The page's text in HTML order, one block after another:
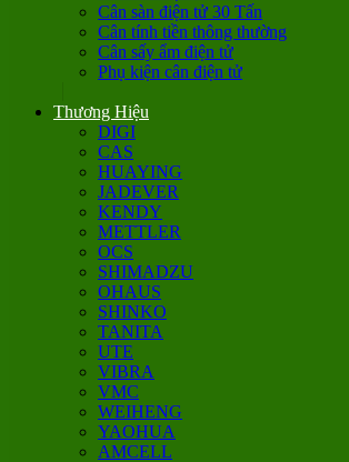
Cân sàn điện tử 30 Tấn
Cân tính tiền thông thường
Cân sấy ẩm điện tử
Phụ kiện cân điện tử
Thương Hiệu
DIGI
CAS
HUAYING
JADEVER
KENDY
METTLER
OCS
SHIMADZU
OHAUS
SHINKO
TANITA
UTE
VIBRA
VMC
WEIHENG
YAOHUA
AMCELL